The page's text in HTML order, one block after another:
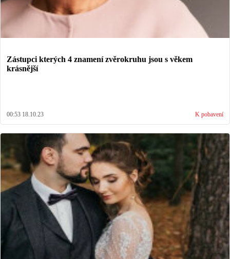
Zástupci kterých 4 znamení zvěrokruhu jsou s věkem
krásnější
00:53 18.10.23 K pobavení